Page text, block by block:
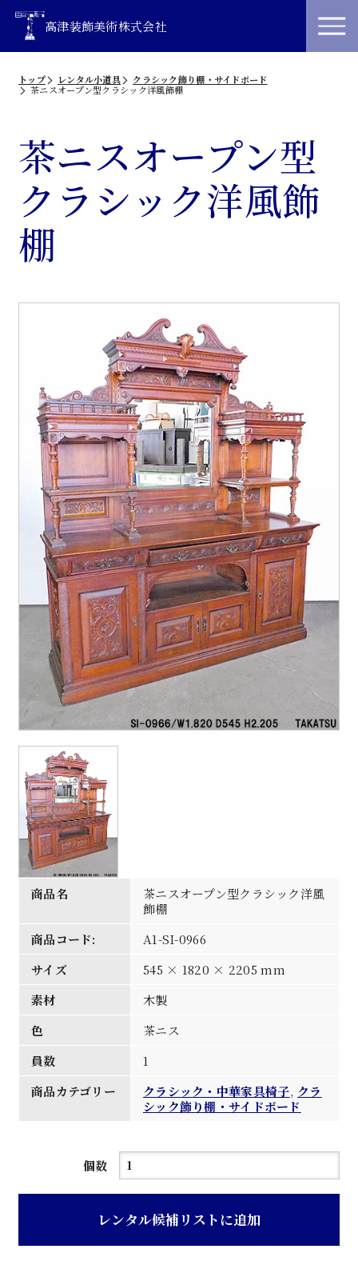
高津装飾美術株式会社
トップ レンタル小道具
クラシック飾り棚・サイドボード
茶ニスオープン型クラシック洋風飾棚
茶ニスオープン型
クラシック洋風飾
棚
商品名
茶ニスオープン型クラシック洋風
飾棚
商品コード:
A1-SI-0966
サイズ
545 × 1820 × 2205 mm
素材
木製
色
茶ニス
員数
1
商品カテゴリー
クラシック・中華家具椅子, クラ
シック飾り棚・サイドボード
個数
茶
オ
レンタル候補リストに追加